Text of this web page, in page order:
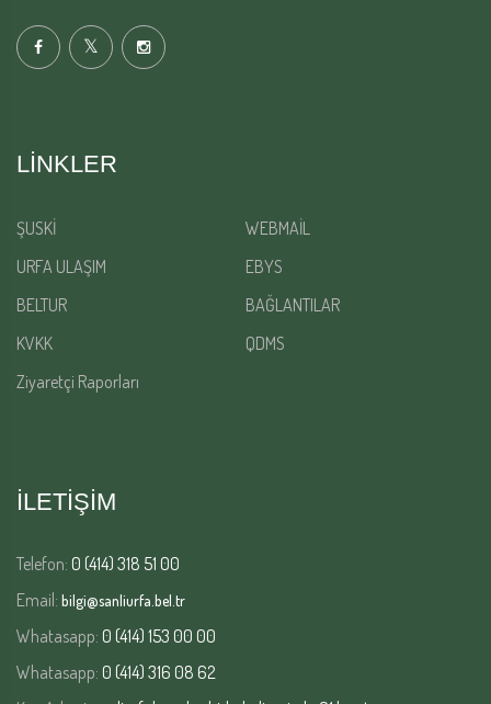
LINKLER
ŞUSKİ
WEBMAİL
URFA ULAŞIM
EBYS
BELTUR
BAĞLANTILAR
KVKK
QDMS
Ziyaretçi Raporları
İLETİŞİM
Telefon: 0 (414) 318 51 00
Email: bilgi@sanliurfa.bel.tr
Whatasapp: 0 (414) 153 00 00
Whatasapp: 0 (414) 316 08 62